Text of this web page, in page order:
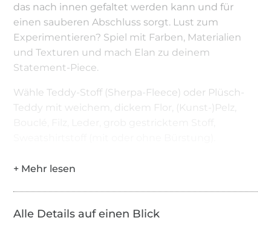
das nach innen gefaltet werden kann und für
einen sauberen Abschluss sorgt. Lust zum
Experimentieren? Spiel mit Farben, Materialien
und Texturen und mach Elan zu deinem
Statement-Piece.
Wähle Teddy-Stoff (Sherpa-Fleece) oder Plüsch-
Teddy mit weichem, dickem Flor, (Kunst-)Pelz,
Alle Details auf einen Blick